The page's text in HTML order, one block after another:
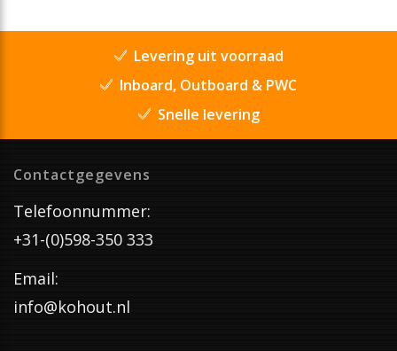
Levering uit voorraad
Inboard, Outboard & PWC
Snelle levering
Contactgegevens
Telefoonnummer:
+31-(0)598-350 333
Email:
info@kohout.nl